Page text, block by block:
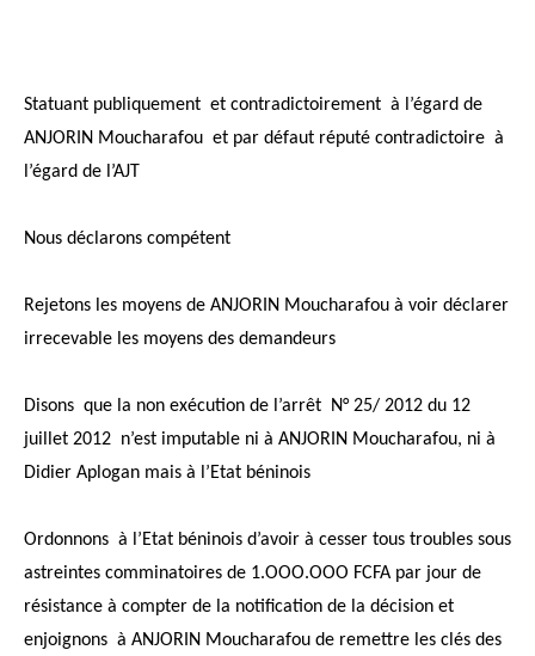
Statuant publiquement et contradictoirement à l’égard de
ANJORIN Moucharafou et par défaut réputé contradictoire à
l’égard de l’AJT
Nous déclarons compétent
Rejetons les moyens de ANJORIN Moucharafou à voir déclarer
irrecevable les moyens des demandeurs
Disons que la non exécution de l’arrêt N° 25/ 2012 du 12
juillet 2012 n’est imputable ni à ANJORIN Moucharafou, ni à
Didier Aplogan mais à l’Etat béninois
Ordonnons à l’Etat béninois d’avoir à cesser tous troubles sous
astreintes comminatoires de 1.OOO.OOO FCFA par jour de
résistance à compter de la notification de la décision et
enjoignons à ANJORIN Moucharafou de remettre les clés des